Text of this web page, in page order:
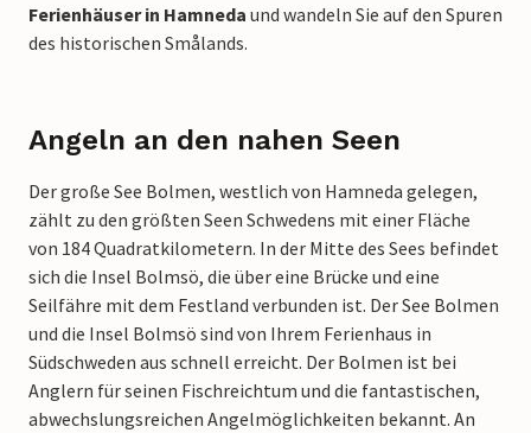
Ferienhäuser in Hamneda und wandeln Sie auf den Spuren
des historischen Smålands.
Angeln an den nahen Seen
Der große See Bolmen, westlich von Hamneda gelegen,
zählt zu den größten Seen Schwedens mit einer Fläche
von 184 Quadratkilometern. In der Mitte des Sees befindet
sich die Insel Bolmsö, die über eine Brücke und eine
Seilfähre mit dem Festland verbunden ist. Der See Bolmen
und die Insel Bolmsö sind von Ihrem Ferienhaus in
Südschweden aus schnell erreicht. Der Bolmen ist bei
Anglern für seinen Fischreichtum und die fantastischen,
abwechslungsreichen Angelmöglichkeiten bekannt. An